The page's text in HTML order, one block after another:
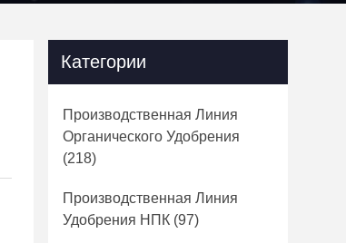
Категории
Производственная Линия
Органического Удобрения
(218)
Производственная Линия
Удобрения НПК (97)